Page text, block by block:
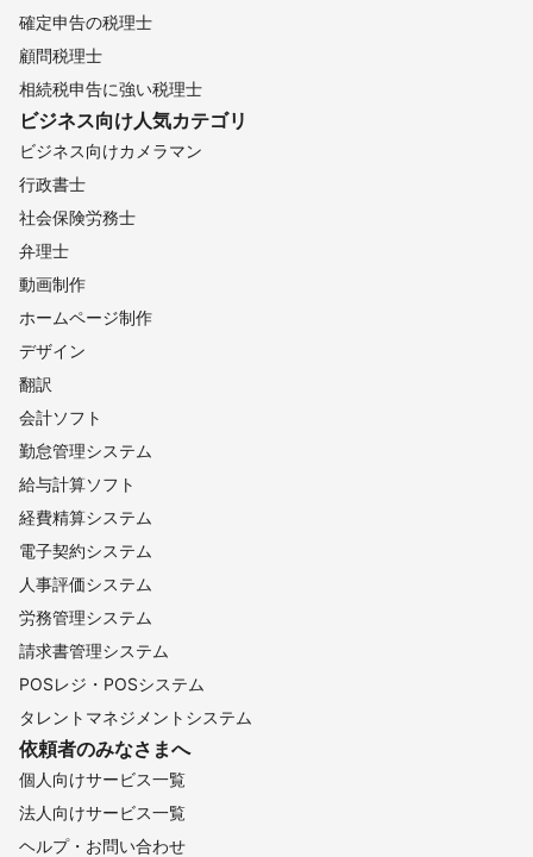
確定申告の税理士
顧問税理士
相続税申告に強い税理士
ビジネス向け人気カテゴリ
ビジネス向けカメラマン
行政書士
社会保険労務士
弁理士
動画制作
ホームページ制作
デザイン
翻訳
会計ソフト
勤怠管理システム
給与計算ソフト
経費精算システム
電子契約システム
人事評価システム
労務管理システム
請求書管理システム
POSレジ・POSシステム
タレントマネジメントシステム
依頼者のみなさまへ
個人向けサービス一覧
法人向けサービス一覧
ヘルプ・お問い合わせ